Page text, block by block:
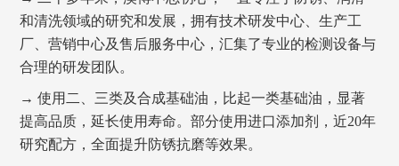
和清洗领域的研究和发展，拥有技术研发中心、生产工
厂、营销中心及售后服务中心，汇集了专业的检测设备与
合理的研发团队。
→ 使用二、三类及合成基础油，比起一类基础油，显著
提高品质，延长使用寿命。部分使用进口添加剂，近20年
研究配方，全面提升防锈抗磨等效果。